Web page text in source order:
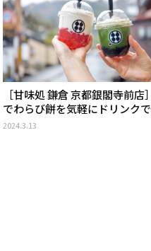
［甘味処 鎌倉 京都銀閣寺前店］
でわらび餅を気軽にドリンクで
2024.3.13